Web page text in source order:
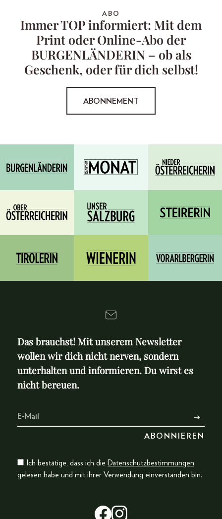
ABO
Immer TOP informiert: Mit dem
Print oder Online-Abo der
BURGENLÄNDERIN – ob als
Geschenk, oder für dich selbst!
ABONNEMENT
Das brauchst! Mit unserem Newsletter
wollen wir dich nicht nerven, sondern
unterhalten und informieren. Du wirst es
nicht bereuen.
Ich bestätige, dass ich die Datenschutzbestimmungen
gelesen habe und mit ihrer Verwendung einverstanden bin.